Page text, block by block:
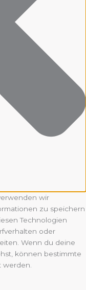
wir
zu speichern
Technologien
oder
Wenn du deine
können bestimmte